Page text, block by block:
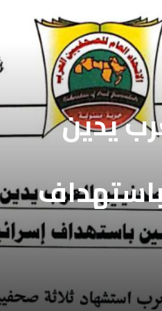
يدين
يطالب
عن